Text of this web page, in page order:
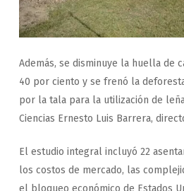
Además, se disminuye la huella de
40 por ciento y se frenó la
por la tala para la utilización de
Ciencias Ernesto Luis Barrera,
El estudio integral incluyó 22
los costos de mercado, las
el bloqueo económico de Estados